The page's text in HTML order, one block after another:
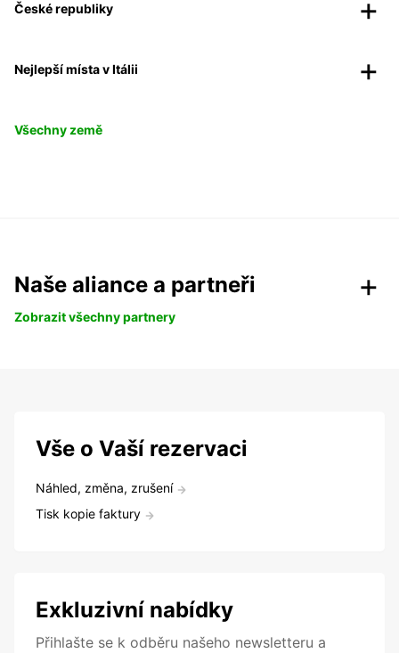
České republiky
Nejlepší místa v Itálii
Všechny země
Naše aliance a partneři
Zobrazit všechny partnery
Vše o Vaší rezervaci
Náhled, změna, zrušení
Tisk kopie faktury
Exkluzivní nabídky
Přihlašte se k odběru našeho newsletteru a